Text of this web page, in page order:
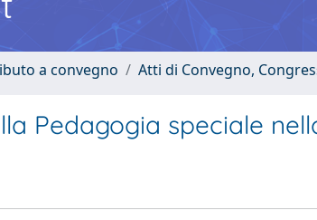
a convegno Atti di Convegno,
Pedagogia speciale